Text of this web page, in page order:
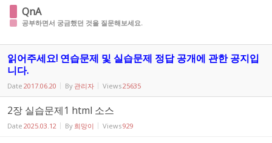
QnA
공부하면서 궁금했던 것을 질문해보세요.
읽어주세요! 연습문제 및 실습문제 정답 공개에 관한 공지입
니다.
Date 2017.06.20 By관리자 Views25635
2장 실습문제1 html 소스
Date 2025.03.12 By희망이 Views929